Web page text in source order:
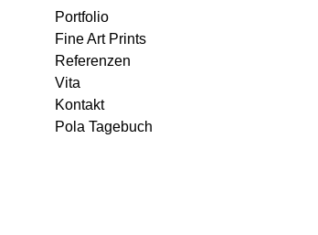
Portfolio
Fine Art Prints
Referenzen
Vita
Kontakt
Pola Tagebuch